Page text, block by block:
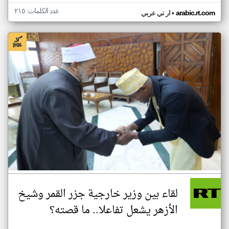
ار تي عربي• arabic.rt.com عدد الكلمات: ٢١٥
لقاء بين وزير خارجية جزر القمر وشيخ
الأزهر يشعل تفاعلا.. ما قصته؟